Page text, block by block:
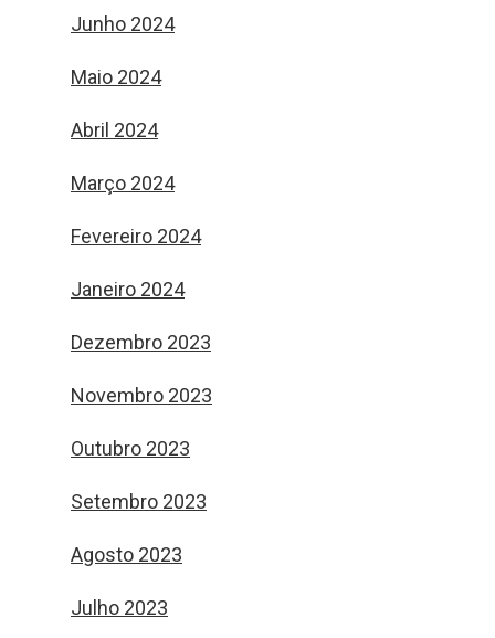
Junho 2024
Maio 2024
Abril 2024
Março 2024
Fevereiro 2024
Janeiro 2024
Dezembro 2023
Novembro 2023
Outubro 2023
Setembro 2023
Agosto 2023
Julho 2023